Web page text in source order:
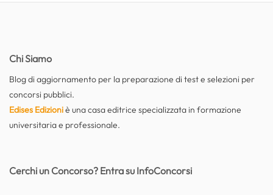
Chi Siamo
Blog di aggiornamento per la preparazione di test e selezioni per
concorsi pubblici.
Edises Edizioniè una casa editrice specializzata in formazione
universitaria e professionale.
Cerchi un Concorso? Entra su InfoConcorsi